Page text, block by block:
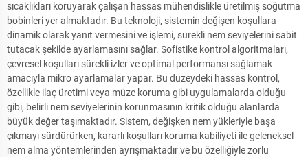
sıcaklıkları koruyarak çalışan hassas mühendislikle üretilmiş soğutma
bobinleri yer almaktadır. Bu teknoloji, sistemin değişen koşullara
dinamik olarak yanıt vermesini ve işlemi, sürekli nem seviyelerini sabit
tutacak şekilde ayarlamasını sağlar. Sofistike kontrol algoritmaları,
çevresel koşulları sürekli izler ve optimal performansı sağlamak
amacıyla mikro ayarlamalar yapar. Bu düzeydeki hassas kontrol,
özellikle ilaç üretimi veya müze koruma gibi uygulamalarda olduğu
gibi, belirli nem seviyelerinin korunmasının kritik olduğu alanlarda
büyük değer taşımaktadır. Sistem, değişken nem yükleriyle başa
çıkmayı sürdürürken, kararlı koşulları koruma kabiliyeti ile geleneksel
nem alma yöntemlerinden ayrışmaktadır ve bu özelliğiyle zorlu